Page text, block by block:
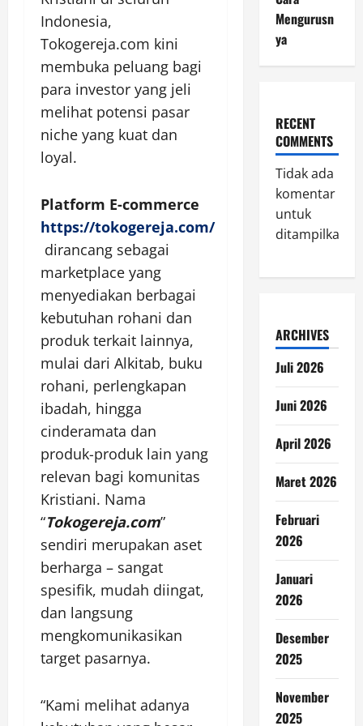
Indonesia,
Tokogereja.com kini
membuka peluang bagi
para investor yang jeli
melihat potensi pasar
niche yang kuat dan
loyal.
Platform E-commerce
https://tokogereja.com/
dirancang sebagai
marketplace yang
menyediakan berbagai
kebutuhan rohani dan
produk terkait lainnya,
mulai dari Alkitab, buku
rohani, perlengkapan
ibadah, hingga
cinderamata dan
produk-produk lain yang
relevan bagi komunitas
Kristiani. Nama
“Tokogereja.com”
sendiri merupakan aset
berharga – sangat
spesifik, mudah diingat,
dan langsung
mengkomunikasikan
target pasarnya.
“Kami melihat adanya
Mengurusn
ya
RECENT
COMMENTS
Tidak ada
komentar
untuk
ditampilkan.
ARCHIVES
Juli 2026
Juni 2026
April 2026
Maret 2026
Februari
2026
Januari
2026
Desember
2025
November
2025